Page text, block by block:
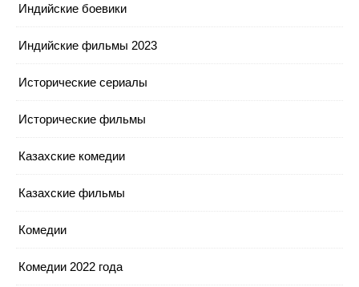
Индийские боевики
Индийские фильмы 2023
Исторические сериалы
Исторические фильмы
Казахские комедии
Казахские фильмы
Комедии
Комедии 2022 года